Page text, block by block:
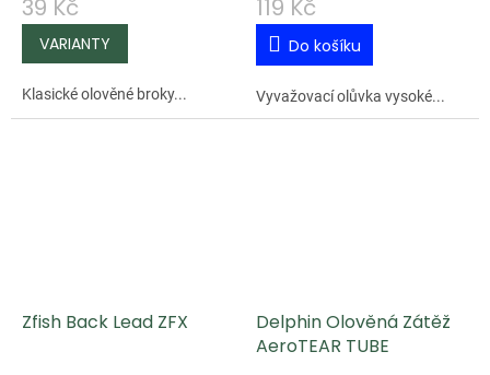
39 Kč
Klasické olověné broky...
119 Kč
Do košíku
Vyvažovací olůvka vysoké...
Zfish Back Lead ZFX
Delphin Olověná Zátěž
AeroTEAR TUBE